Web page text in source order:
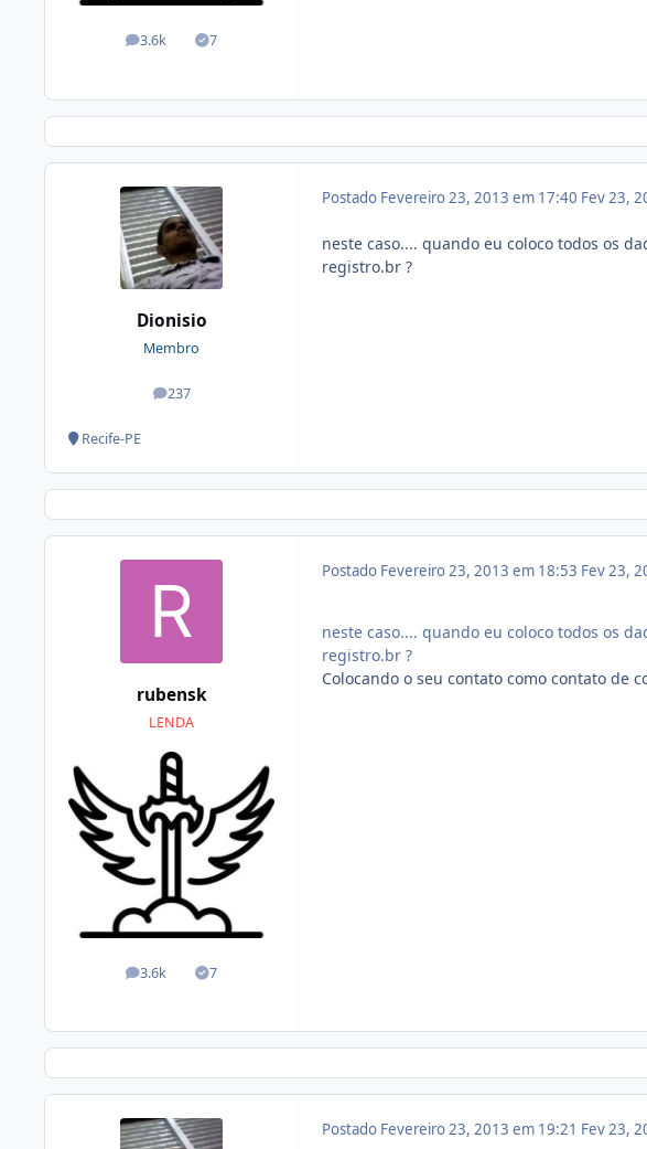
3.6k
posts 7
Soluções
Dionisio
Membro
237
posts
Recife-PE
Postado Fevereiro 23, 2013 em 17:40 Fev 23,
neste caso.... quando eu coloco todos os
registro.br ?
rubensk
LENDA
3.6k
posts 7
Soluções
Postado Fevereiro 23, 2013 em 18:53 Fev 23,
neste caso.... quando eu coloco todos os
registro.br ?
Colocando o seu contato como contato de
Postado Fevereiro 23, 2013 em 19:21 Fev 23,